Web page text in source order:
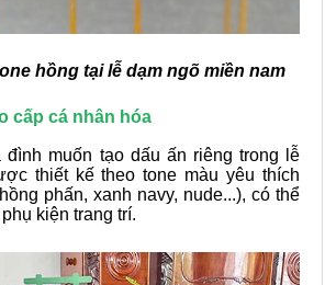
hồng tại lễ dạm ngõ miền nam
cấp cá nhân hóa
đình muốn tạo dấu ấn riêng trong lễ
thiết kế theo tone màu yêu thích
phấn, xanh navy, nude...), có thể
kiện trang trí.